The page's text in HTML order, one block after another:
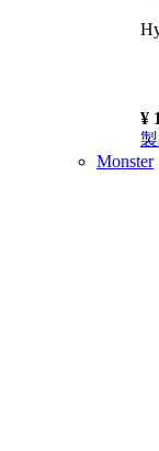
¥
Monster